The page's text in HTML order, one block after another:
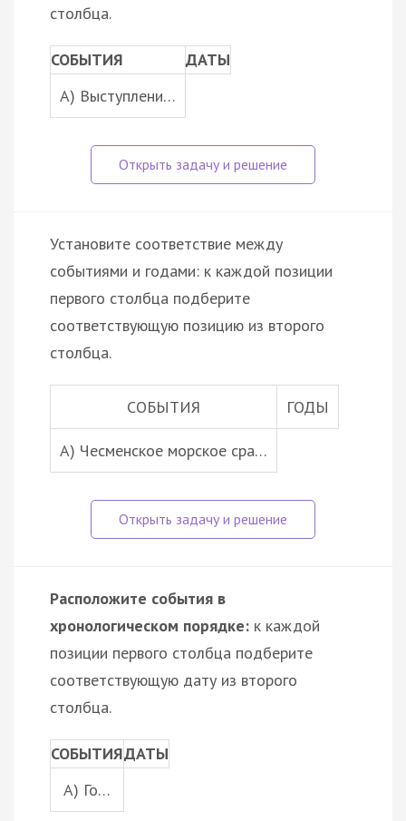
столбца.
СОБЫТИЯ
ДАТЫ
A) Выступлени…
Установите соответствие между
событиями и годами: к каждой позиции
первого столбца подберите
соответствующую позицию из второго
столбца.
СОБЫТИЯ ГОДЫ
А) Чесменское морское сра…
Расположите события в
хронологическом порядке: к каждой
позиции первого столбца подберите
соответствующую дату из второго
столбца.
СОБЫТИЯДАТЫ
A) Го…